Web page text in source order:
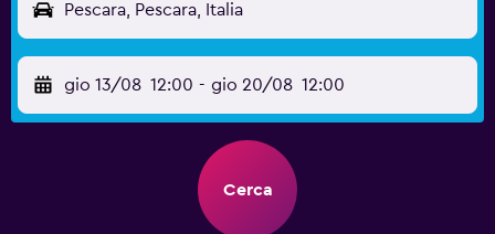
Pescara, Pescara, Italia
gio 13/08 12:00 - gio 20/08 12:00
Cerca